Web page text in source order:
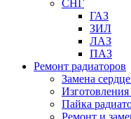
СНГ
ГАЗ
ЗИЛ
ЛАЗ
ПАЗ
Ремонт радиаторов
Замена
Пайка
Ремонт и